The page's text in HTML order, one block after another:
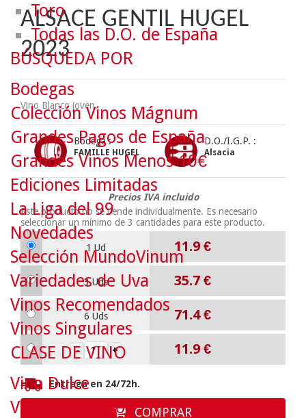
ALSACE GENTIL HUGEL
2023
Vino Blanco joven.
Bodega :
FAMILLE HUGEL
D.O./I.G.P. :
Alsacia
Precios IVA incluido
Este producto no se vende individualmente. Es necesario
seleccionar un mínimo de 3 cantidades para este producto.
1 Ud 11.9 €
3 Uds 35.7 €
6 Uds 71.4€
11.9 €
Entrega en 24/72h.
COMPRAR
Toro
Todas las D.O. de España
BÚSQUEDA POR
Bodegas
Colección Vinos Mágnum
Grandes Pagos de España
Grandes Vinos Menos 10€
Ediciones Limitadas
La Liga del 99
Novedades
Selección MundoVinum
Variedades de Uva
Vinos Recomendados
Vinos Singulares
CLASE DE VINO
Vino Dulce
Vino Espumoso